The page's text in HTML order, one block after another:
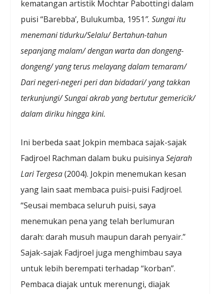
kematangan artistik Mochtar Pabottingi dalam
puisi “Barebba’, Bulukumba, 1951”. Sungai itu
menemani tidurku/Selalu/ Bertahun-tahun
sepanjang malam/ dengan warta dan dongeng-
dongeng/ yang terus melayang dalam temaram/
Dari negeri-negeri peri dan bidadari/ yang takkan
terkunjungi/ Sungai akrab yang bertutur gemericik/
dalam diriku hingga kini.
Ini berbeda saat Jokpin membaca sajak-sajak
Fadjroel Rachman dalam buku puisinyaSejarah
Lari Tergesa(2004). Jokpin menemukan kesan
yang lain saat membaca puisi-puisi Fadjroel.
“Seusai membaca seluruh puisi, saya
menemukan pena yang telah berlumuran
darah: darah musuh maupun darah penyair.”
Sajak-sajak Fadjroel juga menghimbau saya
untuk lebih berempati terhadap “korban”.
Pembaca diajak untuk merenungi, diajak